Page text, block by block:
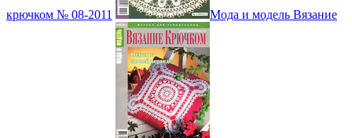
крючком № 08-2011 Мода и модель Вязание